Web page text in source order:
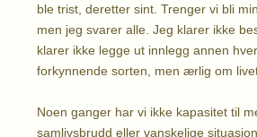
ble trist, deretter sint. Trenger vi bli
men jeg svarer alle. Jeg klarer ikke
klarer ikke legge ut innlegg annen
forkynnende sorten, men ærlig om
Noen ganger har vi ikke kapasitet til
samlivsbrudd eller vanskelige